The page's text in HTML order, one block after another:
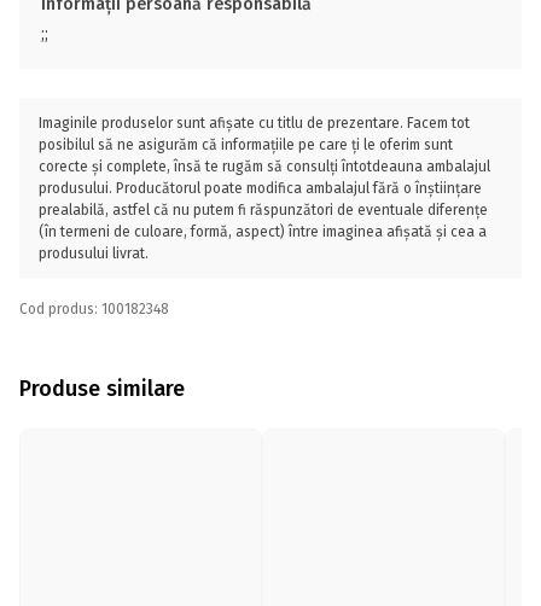
Informații persoană responsabilă
;;
Imaginile produselor sunt afișate cu titlu de prezentare. Facem tot
posibilul să ne asigurăm că informațiile pe care ți le oferim sunt
corecte și complete, însă te rugăm să consulți întotdeauna ambalajul
produsului. Producătorul poate modifica ambalajul fără o înștiințare
prealabilă, astfel că nu putem fi răspunzători de eventuale diferențe
(în termeni de culoare, formă, aspect) între imaginea afișată și cea a
produsului livrat.
Cod produs: 100182348
Produse similare